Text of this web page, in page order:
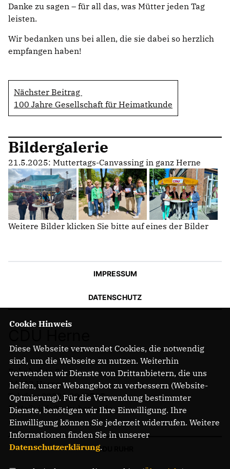
Danke zu sagen – für all das, was Mütter jeden Tag
leisten.
Wir bedanken uns bei allen, die sie dabei so herzlich
empfangen haben!
Nächster Beitrag
100 Jahre Gesellschaft für Heimatkunde
Bildergalerie
21.5.2025: Muttertags-Canvassing in ganz Herne
Weitere Bilder klicken Sie bitte auf eines der Bilder
IMPRESSUM
DATENSCHUTZ
Bahnhofstr. 84
44623 Herne
Telefon: 02323 2043737
E-Mail: info@cdu-herne.de
CDU RUHR
Cookie Hinweis
Diese Webseite verwendet Cookies, die notwendig
sind, um die Webseite zu nutzen. Weiterhin
verwenden wir Dienste von Drittanbietern, die uns
helfen, unser Webangebot zu verbessern (Website-
Optmierung). Für die Verwendung bestimmter
Dienste, benötigen wir Ihre Einwilligung. Ihre
Einwilligung können Sie jederzeit widerrufen. Weitere
Informationen finden Sie in unserer
Datenschutzerklärung.